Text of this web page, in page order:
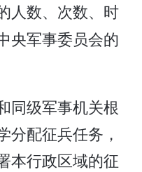
人数、次数、时
央军事委员会的
同级军事机关根
分配征兵任务，
本行政区域的征